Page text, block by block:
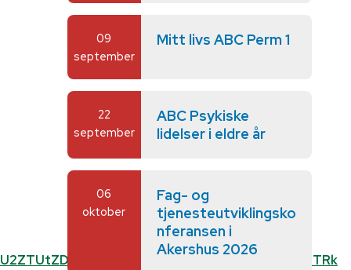
09
september
Mitt livs ABC Perm 1
22
september
ABC Psykiske
lidelser i eldre år
06
oktober
Fag- og
tjenesteutviklingsko
nferansen i
Akershus 2026